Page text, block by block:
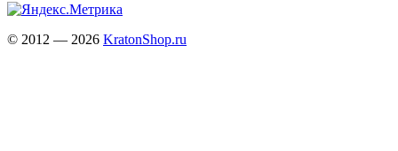
© 2012 — 2026 KratonShop.ru